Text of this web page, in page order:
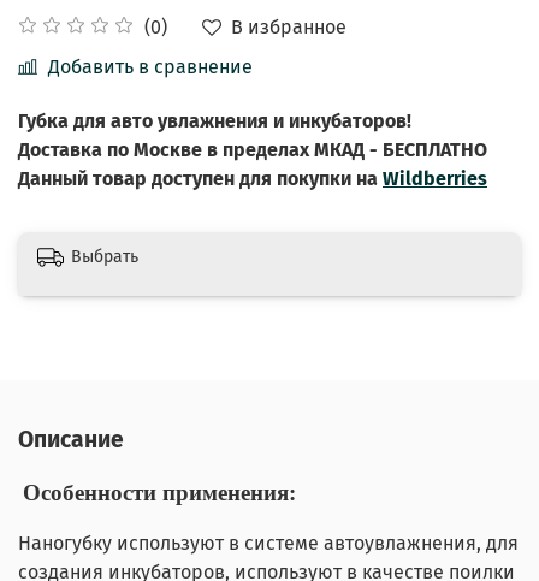
(0)
В избранное
Добавить в сравнение
Губка для авто увлажнения и инкубаторов!
Доставка по Москве в пределах МКАД - БЕСПЛАТНО
Данный товар доступен для покупки на Wildberries
Выбрать
Описание
Особенности применения:
Наногубку используют в системе автоувлажнения, для
создания инкубаторов, используют в качестве поилки